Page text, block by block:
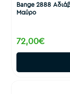
Bange 2888
Μαύρο
72,00€